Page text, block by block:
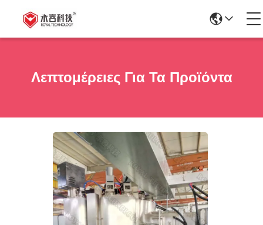
Λεπτομέρειες Για Τα Προϊόντα